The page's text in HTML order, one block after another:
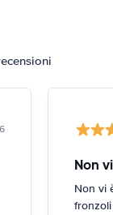
Non
Non vi